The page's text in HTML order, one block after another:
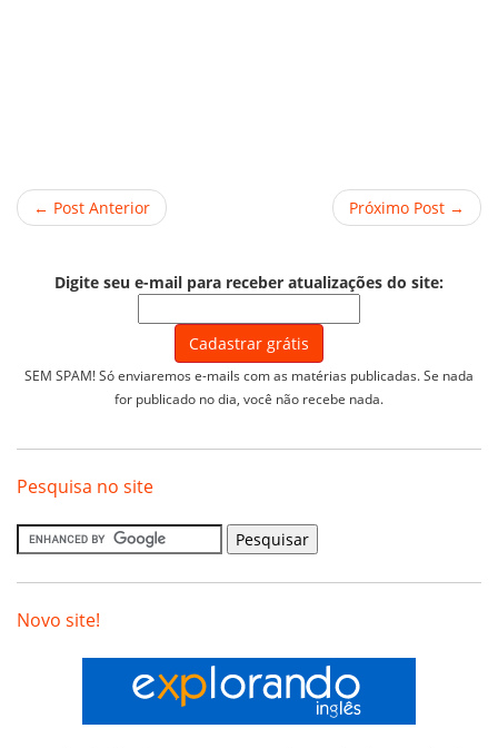
← Post Anterior Próximo Post →
Digite seu e-mail para receber atualizações do site:
SEM SPAM! Só enviaremos e-mails com as matérias publicadas. Se nada
for publicado no dia, você não recebe nada.
Pesquisa no site
Novo site!